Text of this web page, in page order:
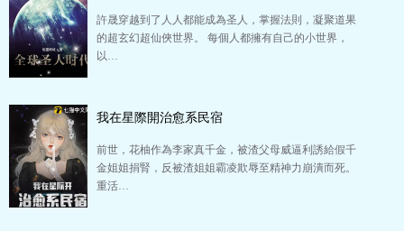
許晟穿越到了人人都能成為圣人，掌握法則，凝聚道果
的超玄幻超仙俠世界。 每個人都擁有自己的小世界，
以…
我在星際開治愈系民宿
前世，花柚作為李家真千金，被渣父母威逼利誘給假千
金姐姐捐腎，反被渣姐姐霸凌欺辱至精神力崩潰而死。
重活…